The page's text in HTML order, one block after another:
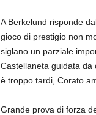
A Berkelund risponde
gioco di prestigio non
siglano un parziale
Castellaneta guidata
è troppo tardi, Corato
Grande prova di forza